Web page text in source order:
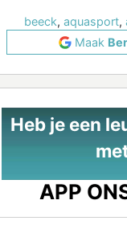
beeck, aquasport,
Maak
Heb je een
APP